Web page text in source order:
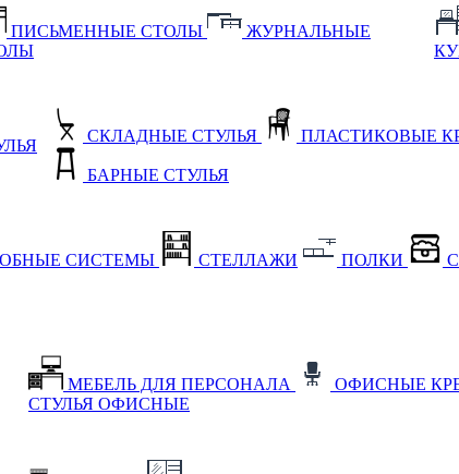
ПИСЬМЕННЫЕ СТОЛЫ
ЖУРНАЛЬНЫЕ
СКЛАДНЫЕ СТУЛЬЯ ПЛАСТИКОВЫЕ
БАРНЫЕ СТУЛЬЯ
СИСТЕМЫ СТЕЛЛАЖИ ПОЛКИ
МЕБЕЛЬ ДЛЯ ПЕРСОНАЛА
ОФИСНЫЕ
СТУЛЬЯ ОФИСНЫЕ